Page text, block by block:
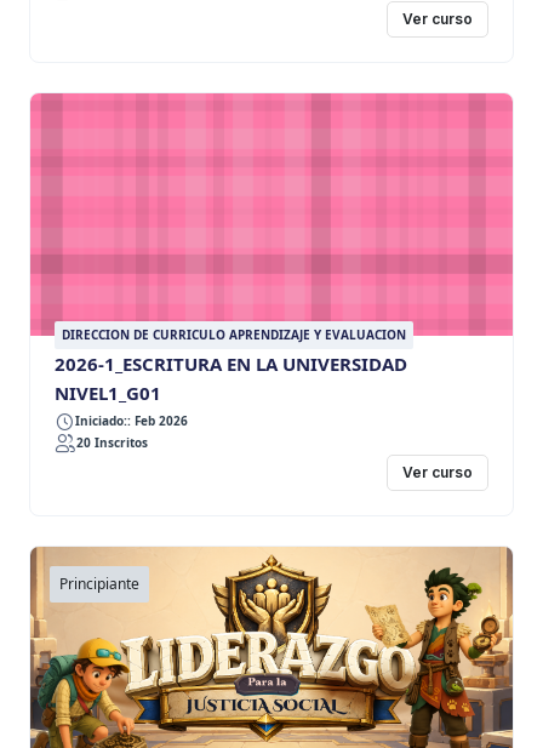
Ver curso
DIRECCION DE CURRICULO APRENDIZAJE Y EVALUACION
2026-1_ESCRITURA EN LA UNIVERSIDAD
NIVEL1_G01
Iniciado:: Feb 2026
20 Inscritos
Ver curso
Principiante